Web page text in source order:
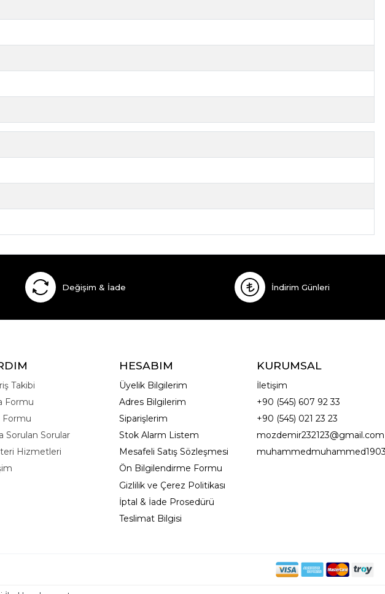
Değişim & İade İndirim Günleri
Takibi
Formu
Formu
Sorulan Sorular
Hizmetleri
HESABIM
Üyelik Bilgilerim
Adres Bilgilerim
Siparişlerim
Stok Alarm Listem
Mesafeli Satış Sözleşmesi
Ön Bilgilendirme Formu
Gizlilik ve Çerez Politikası
İptal & İade Prosedürü
Teslimat Bilgisi
KURUMSAL
İletişim
+90 (545) 607 92 33
+90 (545) 021 23 23
mozdemir232123@gmail.com